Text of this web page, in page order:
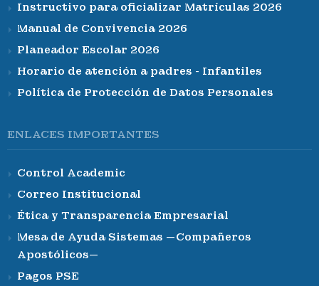
Instructivo para oficializar Matrículas 2026
Manual de Convivencia 2026
Planeador Escolar 2026
Horario de atención a padres - Infantiles
Política de Protección de Datos Personales
ENLACES IMPORTANTES
Control Academic
Correo Institucional
Ética y Transparencia Empresarial
Mesa de Ayuda Sistemas —Compañeros
Apostólicos—
Pagos PSE